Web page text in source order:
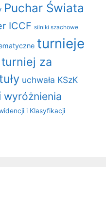
Puchar Świata
ICCF silniki szachowe
turnieje
turniej za
uchwała KSzK
wyróżnienia
i Klasyfikacji